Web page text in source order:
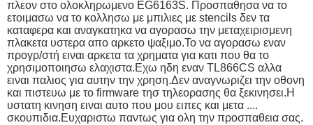
πλεον στο ολοκληρωμενο EG6163S. Προσπαθησα να το
ετοιμασω να το κολλησω με μπιλιες με stencils δεν τα
καταφερα και αναγκατηκα να αγορασω την μεταχειρισμενη
πλακετα υστερα απο αρκετο ψαξιμο.Το να αγορασω εναν
προγρ/στή ειναι αρκετα τα χρηματα για κατι που θα το
χρησιμοποιησω ελαχιστα.Εχω ηδη εναν TL866CS αλλα
ειναι παλιος για αυτην την χρηση.Δεν αναγνωριζει την οθονη
και πιστευω με το firmware τησ τηλεορασης θα ξεκινησει.Η
υστατη κινηση ειναι αυτο που μου ειπες και μετα ....
σκουπιδια.Ευχαριστω παντως για ολη την προσπαθεια σας.